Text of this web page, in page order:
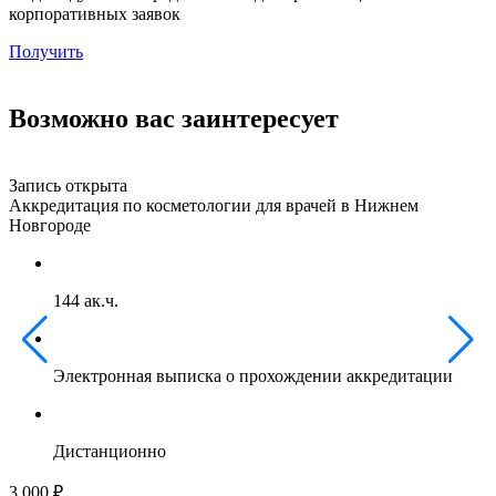
корпоративных заявок
Получить
Возможно вас заинтересует
Запись открыта
Аккредитация по косметологии для врачей в Нижнем
Новгороде
144 ак.ч.
Электронная выписка о прохождении аккредитации
Дистанционно
3 000 ₽